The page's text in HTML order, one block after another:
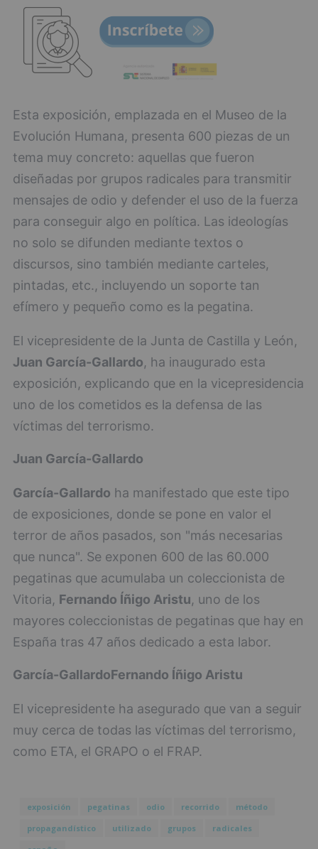
Esta exposición, emplazada en el Museo de la
Evolución Humana, presenta 600 piezas de un
tema muy concreto: aquellas que fueron
diseñadas por grupos radicales para transmitir
mensajes de odio y defender el uso de la fuerza
para conseguir algo en política. Las ideologías
no solo se difunden mediante textos o
discursos, sino también mediante carteles,
pintadas, etc., incluyendo un soporte tan
efímero y pequeño como es la pegatina.
El vicepresidente de la Junta de Castilla y León,
Juan García-Gallardo, ha inaugurado esta
exposición, explicando que en la vicepresidencia
uno de los cometidos es la defensa de las
víctimas del terrorismo.
Juan García-Gallardo
García-Gallardo ha manifestado que este tipo
de exposiciones, donde se pone en valor el
terror de años pasados, son "más necesarias
que nunca". Se exponen 600 de las 60.000
pegatinas que acumulaba un coleccionista de
Vitoria, Fernando Íñigo Aristu, uno de los
mayores coleccionistas de pegatinas que hay en
España tras 47 años dedicado a esta labor.
García-GallardoFernando Íñigo Aristu
El vicepresidente ha asegurado que van a seguir
muy cerca de todas las víctimas del terrorismo,
como ETA, el GRAPO o el FRAP.
exposición pegatinas odio recorrido
método
propagandístico
utilizado grupos
radicales